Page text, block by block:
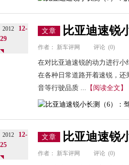
2012
12-
29
文章 比亚迪速锐
作者： 新车评网 评论 (0)
在对比亚迪速锐的动力进行
在各种日常道路开着速锐，
音等行驶品质 ... 【阅读全文】
2012
12-
25
文章 比亚迪速锐
作者： 新车评网 评论 (0)